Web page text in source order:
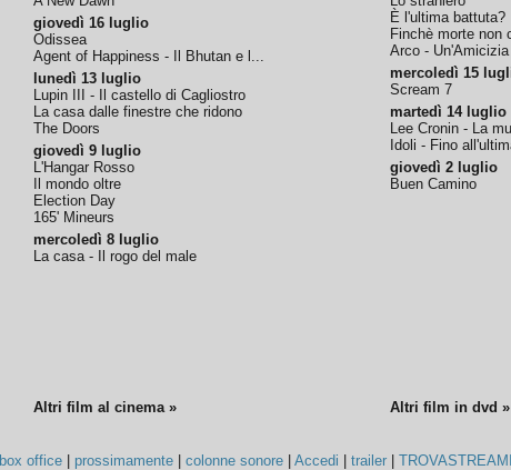
giovedì 16 luglio
Odissea
Agent of Happiness - Il Bhutan e l...
lunedì 13 luglio
Lupin III - Il castello di Cagliostro
La casa dalle finestre che ridono
The Doors
giovedì 9 luglio
L'Hangar Rosso
Il mondo oltre
Election Day
165' Mineurs
mercoledì 8 luglio
La casa - Il rogo del male
È l'ultima battuta?
Finchè morte non
Arco -
mercoledì 15
Scream 7
martedì 14 luglio
Lee Cronin - La
Idoli - Fino
giovedì 2 luglio
Buen Camino
Altri film al cinema » Altri film in dvd »
box office prossimamente |colonne sonore |Accedi |trailer |